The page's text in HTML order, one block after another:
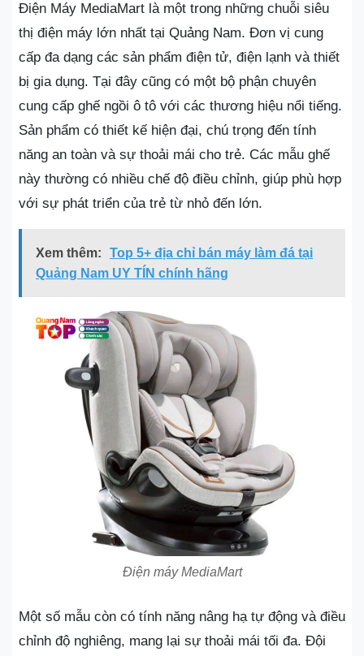
Điện Máy MediaMart là một trong những chuỗi siêu
thị điện máy lớn nhất tại Quảng Nam. Đơn vị cung
cấp đa dạng các sản phẩm điện tử, điện lạnh và thiết
bị gia dụng. Tại đây cũng có một bộ phận chuyên
cung cấp ghế ngồi ô tô với các thương hiệu nổi tiếng.
Sản phẩm có thiết kế hiện đại, chú trọng đến tính
năng an toàn và sự thoải mái cho trẻ. Các mẫu ghế
này thường có nhiều chế độ điều chỉnh, giúp phù hợp
với sự phát triển của trẻ từ nhỏ đến lớn.
Xem thêm:
Top 5+ địa chỉ bán máy làm đá tại
Quảng Nam UY TÍN chính hãng
Điện máy MediaMart
Một số mẫu còn có tính năng nâng hạ tự động và điều
chỉnh độ nghiêng, mang lại sự thoải mái tối đa. Đội